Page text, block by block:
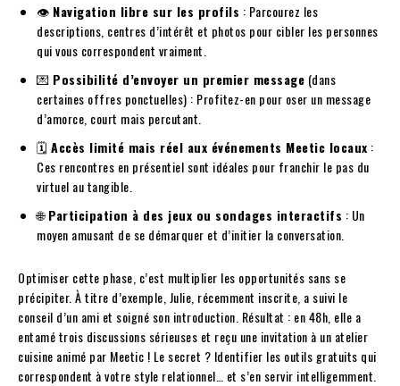
👁️ Navigation libre sur les profils : Parcourez les
descriptions, centres d’intérêt et photos pour cibler les personnes
qui vous correspondent vraiment.
💌 Possibilité d’envoyer un premier message (dans
certaines offres ponctuelles) : Profitez-en pour oser un message
d’amorce, court mais percutant.
🗓️ Accès limité mais réel aux événements Meetic locaux :
Ces rencontres en présentiel sont idéales pour franchir le pas du
virtuel au tangible.
🌐Participation à des jeux ou sondages interactifs : Un
moyen amusant de se démarquer et d’initier la conversation.
Optimiser cette phase, c’est multiplier les opportunités sans se
précipiter. À titre d’exemple, Julie, récemment inscrite, a suivi le
conseil d’un ami et soigné son introduction. Résultat : en 48h, elle a
entamé trois discussions sérieuses et reçu une invitation à un atelier
cuisine animé par Meetic ! Le secret ? Identifier les outils gratuits qui
correspondent à votre style relationnel… et s’en servir intelligemment.